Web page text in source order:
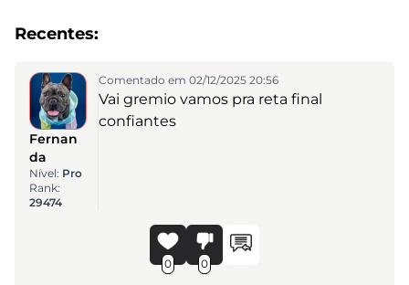
Recentes:
Fernan
da
Nível: Pro
Rank:
29474
Comentado em 02/12/2025 20:56
Vai gremio vamos pra reta final
confiantes
0 0